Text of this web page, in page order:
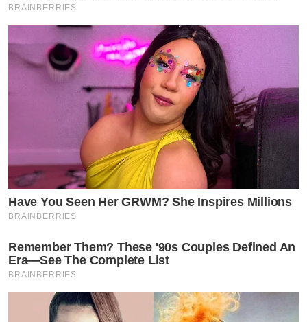
BRAINBERRIES
Have You Seen Her GRWM? She Inspires Millions
BRAINBERRIES
Remember Them? These '90s Couples Defined An
Era—See The Complete List
BRAINBERRIES